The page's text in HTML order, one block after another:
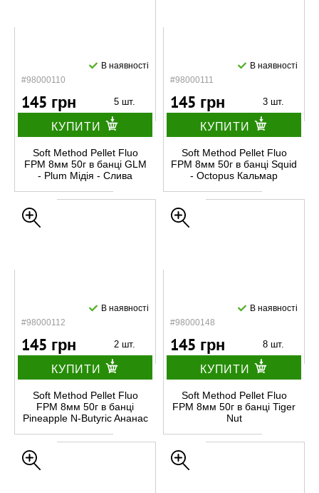
#98000110
В наявності
145 грн 5 шт.
КУПИТИ
Soft Method Pellet Fluo
FPM 8мм 50г в банці GLM
- Plum Мідія - Слива
#98000111
В наявності
145 грн 3 шт.
КУПИТИ
Soft Method Pellet Fluo
FPM 8мм 50г в банці Squid
- Octopus Кальмар
#98000112
В наявності
145 грн 2 шт.
КУПИТИ
Soft Method Pellet Fluo
FPM 8мм 50г в банці
Pineapple N-Butyric Aнанас
#98000148
В наявності
145 грн 8 шт.
КУПИТИ
Soft Method Pellet Fluo
FPM 8мм 50г в банці Tiger
Nut